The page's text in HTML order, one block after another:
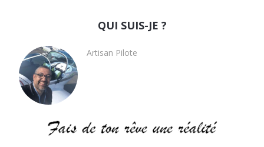
QUI SUIS-JE ?
Artisan Pilote